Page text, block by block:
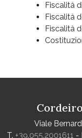
Fiscalità
Fiscalità
Fiscalità
Viale
T. +39.055.2001611 -